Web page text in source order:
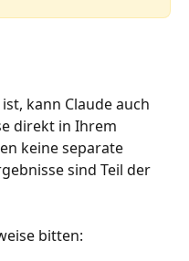
kann Claude auch
direkt in Ihrem
keine separate
sind Teil der
bitten: